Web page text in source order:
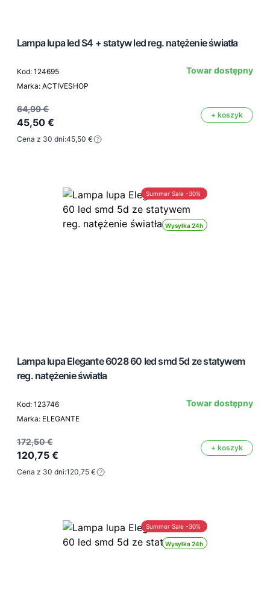
Lampa lupa led S4 + statyw led reg. natężenie światła
Kod: 124695
Marka: ACTIVESHOP
Towar dostępny
64,99 €
45,50 €
+ koszyk
Cena z 30 dni:45,50 €
Wysyłka 24h
Summer Sale -30%
Lampa lupa Elegante 6028 60 led smd 5d ze statywem
reg. natężenie światła
Kod: 123746
Marka: ELEGANTE
Towar dostępny
172,50 €
120,75 €
+ koszyk
Cena z 30 dni:120,75 €
Wysyłka 24h
Summer Sale -30%